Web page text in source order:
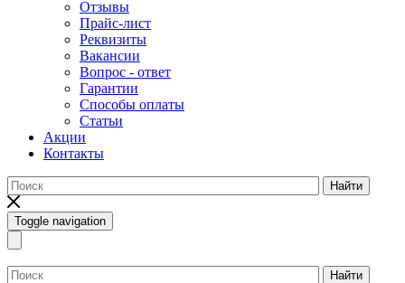
Отзывы
Прайс-лист
Реквизиты
Вакансии
Вопрос - ответ
Гарантии
Способы оплаты
Статьи
Акции
Контакты
Найти
Toggle navigation
Найти